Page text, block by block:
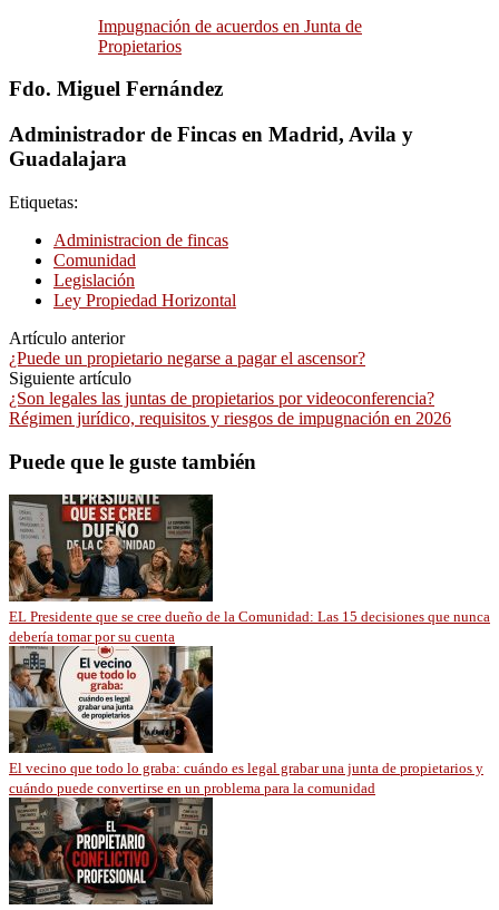
Impugnación de acuerdos en Junta de
Propietarios
Fdo. Miguel Fernández
Administrador de Fincas en Madrid, Avila y
Guadalajara
Etiquetas:
Administracion de fincas
Comunidad
Legislación
Ley Propiedad Horizontal
Artículo anterior
¿Puede un propietario negarse a pagar el ascensor?
Siguiente artículo
¿Son legales las juntas de propietarios por videoconferencia?
Régimen jurídico, requisitos y riesgos de impugnación en 2026
Puede que le guste también
EL Presidente que se cree dueño de la Comunidad: Las 15 decisiones que nunca
debería tomar por su cuenta
El vecino que todo lo graba: cuándo es legal grabar una junta de propietarios y
cuándo puede convertirse en un problema para la comunidad